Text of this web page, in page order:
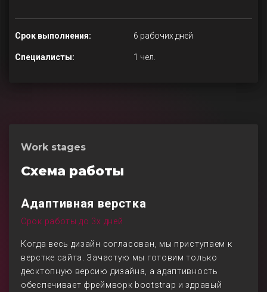
Срок выполнения: 6 рабочих дней
Специалисты: 1 чел.
Work stages
Схема работы
Адаптивная верстка
Срок работы до 3х дней
Когда весь дизайн согласован, мы приступаем к
верстке сайта. Зачастую мы готовим только
десктопную версию дизайна, а адаптивность
обеспечивает фреймворк bootstrap и здравый